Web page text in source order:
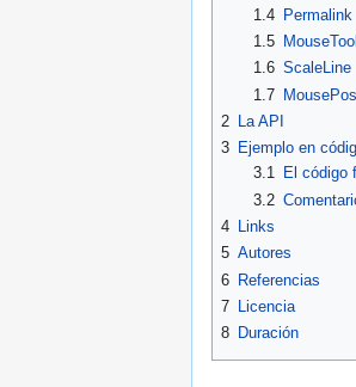
1.4 Permalink
1.5
1.6 ScaleLine
1.7
2
La API
3 Ejemplo en
3.1
El código
3.2
4
Links
5 Autores
6 Referencias
7
Licencia
8 Duración